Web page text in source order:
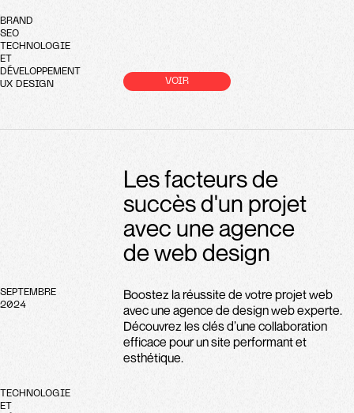
BRAND
SEO
TECHNOLOGIE
ET
DÉVELOPPEMENT
UX DESIGN
VOIR
TECHNOLOGIE
ET
Les facteurs de
succès d'un projet
avec une agence
de web design
Boostez la réussite de votre projet web
avec une agence de design web experte.
Découvrez les clés d’une collaboration
efficace pour un site performant et
esthétique.
SEPTEMBRE
2024